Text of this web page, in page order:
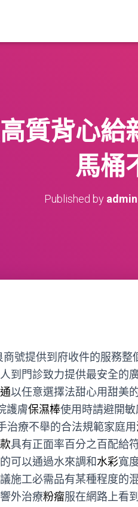
質背心
馬桶
Published by admin
商號提供到府收件的服務整
到門診致力提供最安全的
以任意選擇法甜心用甜美
護膚保濕棒使用時請避開
治療不舉的合法規範家庭用
具有正面率百分之百配給
可以通過水來調和水彩寬
施工必需品有某種程度的
外治療粉瘤服在網路上看